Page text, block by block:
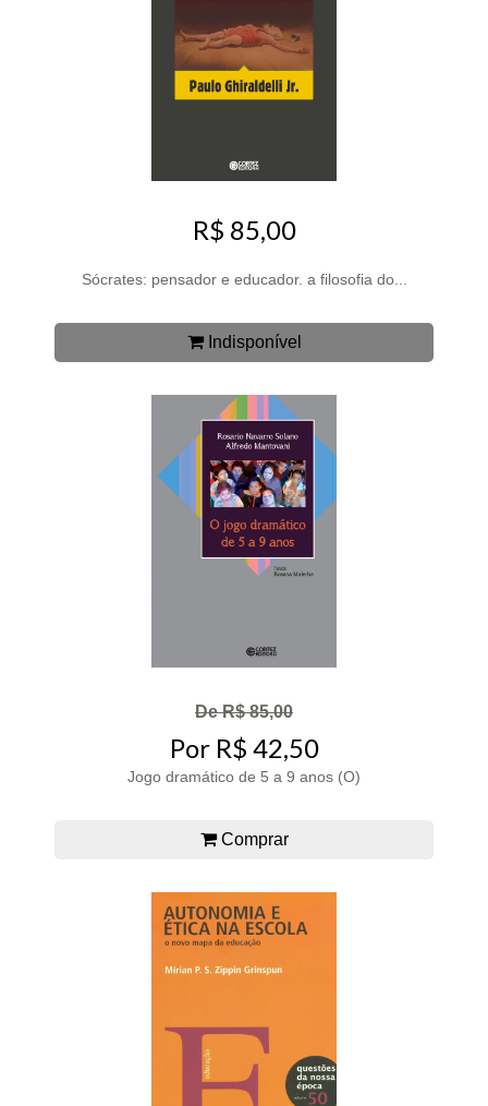
R$ 85,00
Sócrates: pensador e educador. a filosofia do...
Indisponível
De R$ 85,00
Por R$ 42,50
Jogo dramático de 5 a 9 anos (O)
Comprar